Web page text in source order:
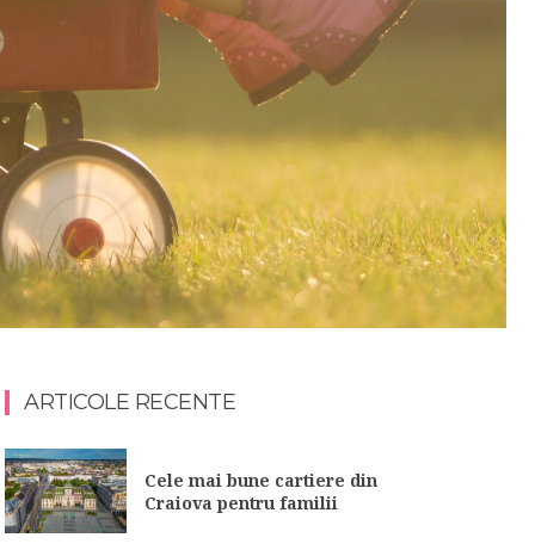
ARTICOLE RECENTE
Cele mai bune cartiere din
Craiova pentru familii